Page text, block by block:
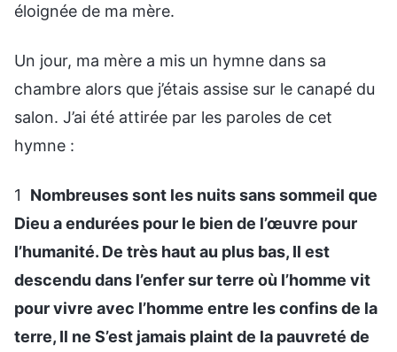
éloignée de ma mère.
Un jour, ma mère a mis un hymne dans sa
chambre alors que j’étais assise sur le canapé du
salon. J’ai été attirée par les paroles de cet
hymne :
1 Nombreuses sont les nuits sans sommeil que
Dieu a endurées pour le bien de l’œuvre pour
l’humanité. De très haut au plus bas, Il est
descendu dans l’enfer sur terre où l’homme vit
pour vivre avec l’homme entre les confins de la
terre, Il ne S’est jamais plaint de la pauvreté de